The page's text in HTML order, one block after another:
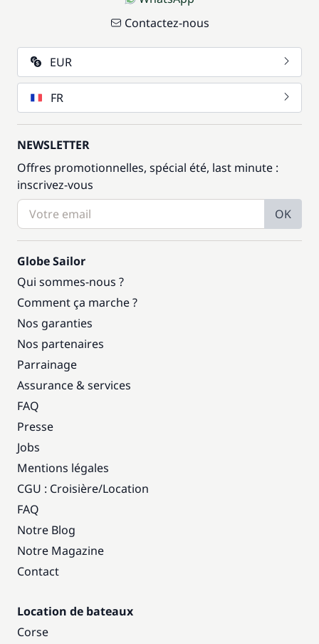
Contactez-nous
EUR
FR
NEWSLETTER
Offres promotionnelles, spécial été, last minute :
inscrivez-vous
OK
Globe Sailor
Qui sommes-nous ?
Comment ça marche ?
Nos garanties
Nos partenaires
Parrainage
Assurance & services
FAQ
Presse
Jobs
Mentions légales
CGU : Croisière/Location
FAQ
Notre Blog
Notre Magazine
Contact
Location de bateaux
Corse